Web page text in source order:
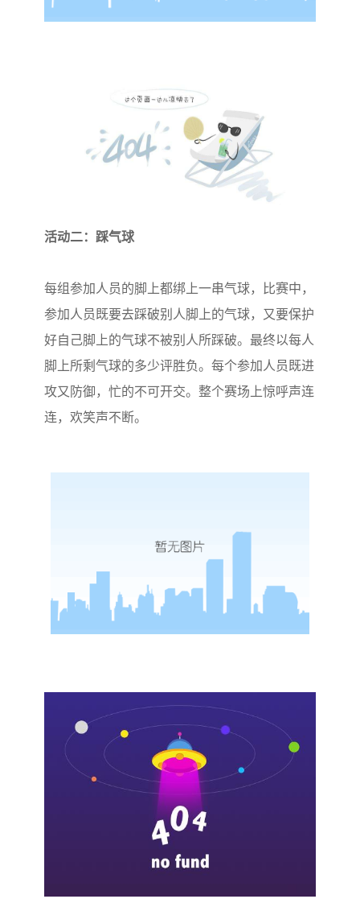
活动二：踩气球
每组参加人员的脚上都绑上一串气球，比赛中，
参加人员既要去踩破别人脚上的气球，又要保护
好自己脚上的气球不被别人所踩破。最终以每人
脚上所剩气球的多少评胜负。每个参加人员既进
攻又防御，忙的不可开交。整个赛场上惊呼声连
连，欢笑声不断。